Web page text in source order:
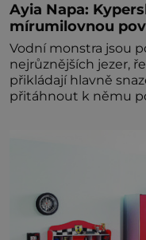
Ayia Napa:
mírumilovnou
Vodní monstra jsou
nejrůznějších jezer,
přikládají hlavně
přitáhnout k němu